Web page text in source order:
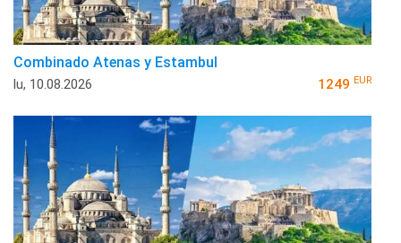
Combinado Atenas y Estambul
lu, 10.08.2026 1249 EUR